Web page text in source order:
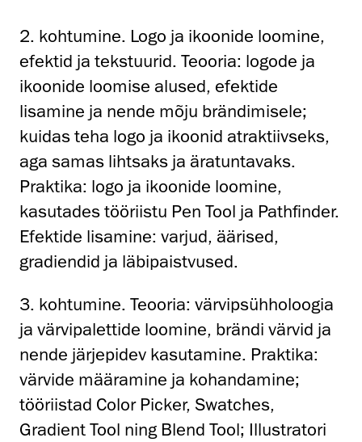
2. kohtumine. Logo ja ikoonide loomine,
efektid ja tekstuurid. Teooria: logode ja
ikoonide loomise alused, efektide
lisamine ja nende mõju brändimisele;
kuidas teha logo ja ikoonid atraktiivseks,
aga samas lihtsaks ja äratuntavaks.
Praktika: logo ja ikoonide loomine,
kasutades tööriistu Pen Tool ja Pathfinder.
Efektide lisamine: varjud, äärised,
gradiendid ja läbipaistvused.
3. kohtumine. Teooria: värvipsühholoogia
ja värvipalettide loomine, brändi värvid ja
nende järjepidev kasutamine. Praktika:
värvide määramine ja kohandamine;
tööriistad Color Picker, Swatches,
Gradient Tool ning Blend Tool; Illustratori